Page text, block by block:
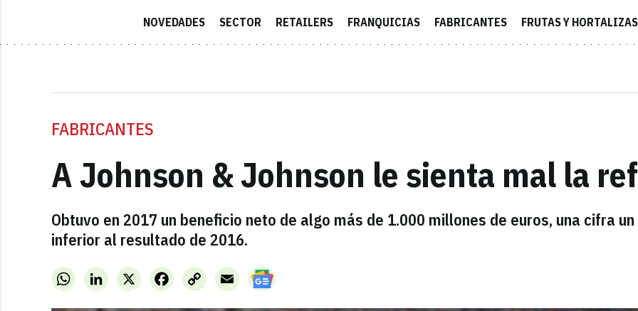
NOVEDADES SECTOR RETAILERS FRANQUICIAS FABRICANTES FRUTAS Y HORTALIZAS
FABRICANTES
A Johnson & Johnson le sienta mal la
Obtuvo en 2017 un beneficio neto de algo más de 1.000 millones de euros, una cifra
inferior al resultado de 2016.
WhatsAppLinkedInX FacebookCopy
Link
Email